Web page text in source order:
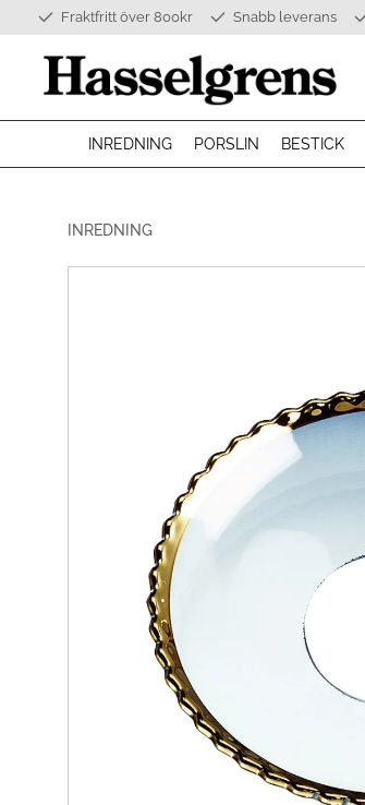
Fraktfritt över 800kr Snabb leverans
INREDNING PORSLIN BESTICK
INREDNING